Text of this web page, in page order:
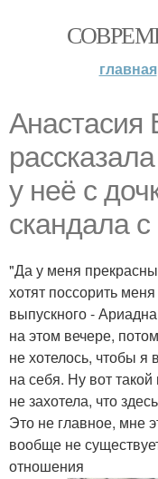
главная
Анастасия
у неё с
скандала
"Да у меня
хотят поссорить
выпускного -
на этом вечере,
не хотелось, чтобы я
на себя. Ну вот
не захотела, что
Это не главное, мне
вообще не
отношения